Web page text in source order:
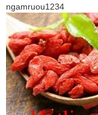
ngamruou1234